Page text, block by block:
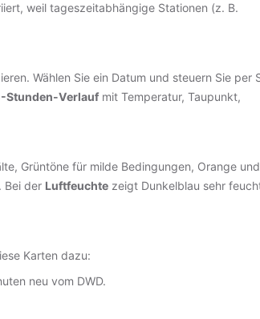
weil tageszeitabhängige Stationen (z. B.
Wählen Sie ein Datum und steuern Sie per
Stunden-Verlauf mit Temperatur, Taupunkt,
Grüntöne für milde Bedingungen, Orange
Bei der Luftfeuchte zeigt Dunkelblau sehr
Karten dazu:
neu vom DWD.